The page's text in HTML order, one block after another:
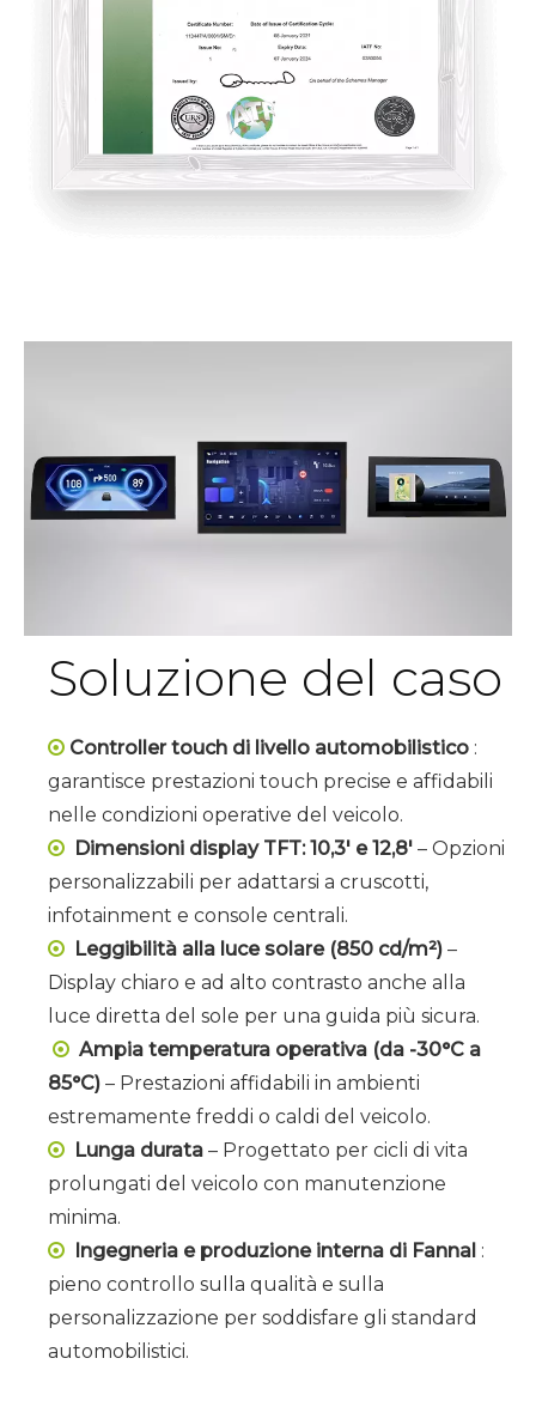
Soluzione del caso
 Controller touch di livello automobilistico :
garantisce prestazioni touch precise e affidabili
nelle condizioni operative del veicolo.
 Dimensioni display TFT: 10,3' e 12,8' – Opzioni
personalizzabili per adattarsi a cruscotti,
infotainment e console centrali.
 Leggibilità alla luce solare (850 cd/m²) –
Display chiaro e ad alto contrasto anche alla
luce diretta del sole per una guida più sicura.
 Ampia temperatura operativa (da -30°C a
85°C) – Prestazioni affidabili in ambienti
estremamente freddi o caldi del veicolo.
 Lunga durata – Progettato per cicli di vita
prolungati del veicolo con manutenzione
minima.
 Ingegneria e produzione interna di Fannal :
pieno controllo sulla qualità e sulla
personalizzazione per soddisfare gli standard
automobilistici.